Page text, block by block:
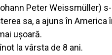
Peter Weissmüller)
sa, a ajuns în America
ușoară.
la vârsta de 8 ani.